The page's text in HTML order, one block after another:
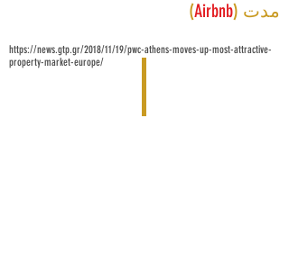
مدت (Airbnb
)
https://news.gtp.gr/2018/11/19/pwc-athens-moves-up-most-attractive-
property-market-europe/